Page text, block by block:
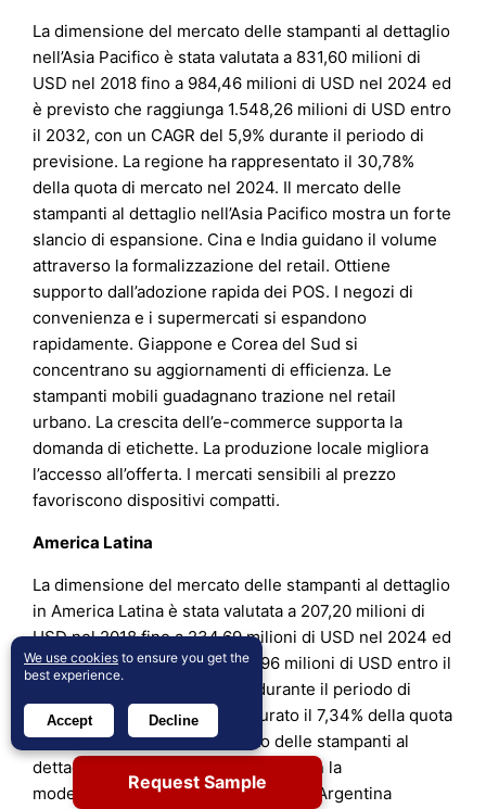
La dimensione del mercato delle stampanti al dettaglio
nell’Asia Pacifico è stata valutata a 831,60 milioni di
USD nel 2018 fino a 984,46 milioni di USD nel 2024 ed
è previsto che raggiunga 1.548,26 milioni di USD entro
il 2032, con un CAGR del 5,9% durante il periodo di
previsione. La regione ha rappresentato il 30,78%
della quota di mercato nel 2024. Il mercato delle
stampanti al dettaglio nell’Asia Pacifico mostra un forte
slancio di espansione. Cina e India guidano il volume
attraverso la formalizzazione del retail. Ottiene
supporto dall’adozione rapida dei POS. I negozi di
convenienza e i supermercati si espandono
rapidamente. Giappone e Corea del Sud si
concentrano su aggiornamenti di efficienza. Le
stampanti mobili guadagnano trazione nel retail
urbano. La crescita dell’e-commerce supporta la
domanda di etichette. La produzione locale migliora
l’accesso all’offerta. I mercati sensibili al prezzo
favoriscono dispositivi compatti.
America Latina
La dimensione del mercato delle stampanti al dettaglio
in America Latina è stata valutata a 207,20 milioni di
USD nel 2018 fino a 234,69 milioni di USD nel 2024 ed
è previsto che raggiunga 318,96 milioni di USD entro il
2032, con un CAGR del 4,0% durante il periodo di
previsione. La regione ha catturato il 7,34% della quota
di mercato nel 2024. Il mercato delle stampanti al
dettaglio in America Latina cresce con la
modernizzazione del retail. Brasile e Argentina
Request Sample
We use cookies to ensure you get the
best experience.
Accept Decline